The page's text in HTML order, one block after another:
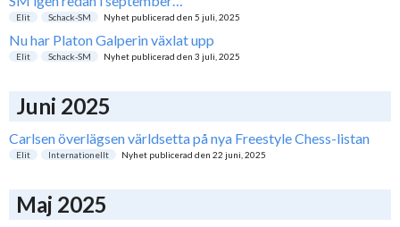
Elit Schack-SM Nyhet publicerad den 5 juli, 2025
Nu har Platon Galperin växlat upp
Elit Schack-SM Nyhet publicerad den 3 juli, 2025
Juni 2025
Carlsen överlägsen världsetta på nya Freestyle Chess-listan
Elit Internationellt Nyhet publicerad den 22 juni, 2025
Maj 2025